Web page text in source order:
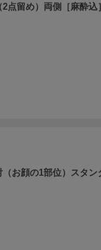
2点留め）両側［麻酔込
（お顔の1部位）スタン